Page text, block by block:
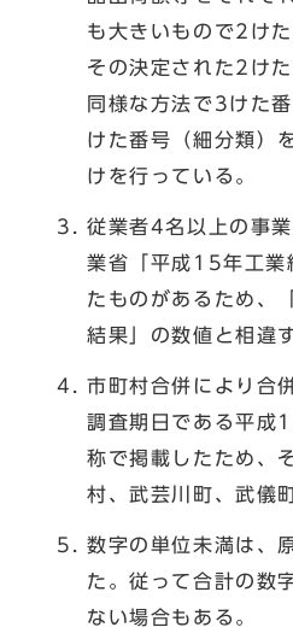
も大きいもので2け
その決定された2け
同様な方法で3けた
けた番号（細分類）
けを行っている。
従業者4名以上の事
業省「平成15年工業
たものがあるため、
結果」の数値と相違
市町村合併により合
調査期日である平
称で掲載したため、
村、武芸川町、武儀
数字の単位未満は、
た。従って合計の数
ない場合もある。